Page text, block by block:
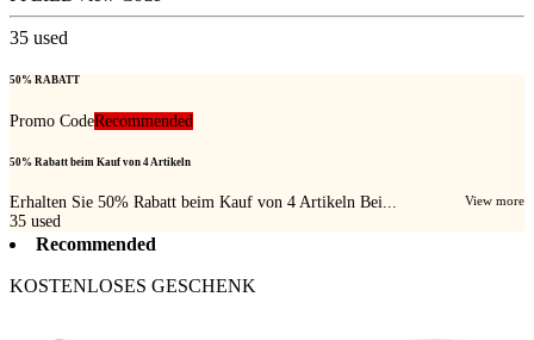
35 used
50% RABATT
Promo CodeRecommended
50% Rabatt beim Kauf von 4 Artikeln
Erhalten Sie 50% Rabatt beim Kauf von 4 Artikeln Bei... View more
35 used
Recommended
KOSTENLOSES GESCHENK